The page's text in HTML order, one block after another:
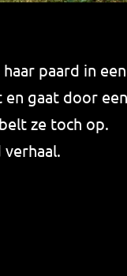
paard in een
gaat door een
ze toch op.